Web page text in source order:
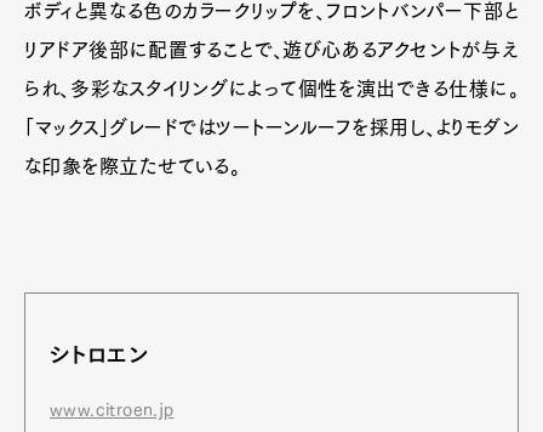
ボディと異なる色のカラークリップを、フロントバンパー下部と
リアドア後部に配置することで、遊び心あるアクセントが与え
られ、多彩なスタイリングによって個性を演出できる仕様に。
「マックス」グレードではツートーンルーフを採用し、よりモダン
な印象を際立たせている。
シトロエン
www.citroen.jp